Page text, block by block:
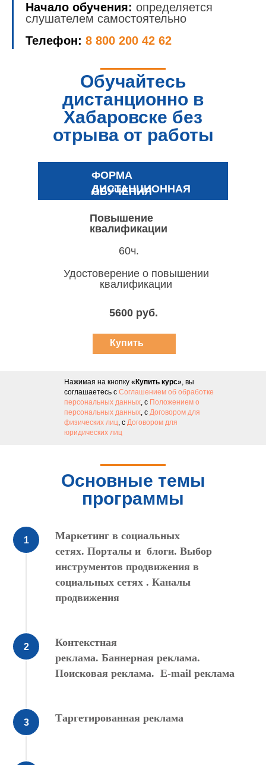
Начало обучения: определяется
слушателем самостоятельно
Телефон: 8 800 200 42 62
Обучайтесь
дистанционно в
Хабаровске без
отрыва от работы
ФОРМА
ОБУЧЕНИЯ
ДИСТАНЦИОННАЯ
Повышение
квалификации
Удостоверение о повышении
квалификации
60ч.
5600 руб.
Купить
курс
Нажимая на кнопку «Купить курс», вы
соглашаетесь с Соглашением об обработке
персональных данных, с Положением о
персональных данных, с Договором для
физических лиц, с Договором для
юридических лиц
Основные темы
программы
Маркетинг в социальных
сетях. Порталы и блоги. Выбор
инструментов продвижения в
социальных сетях . Каналы
продвижения
Контекстная
реклама. Баннерная реклама.
Поисковая реклама. Е-mail реклама
Таргетированная реклама